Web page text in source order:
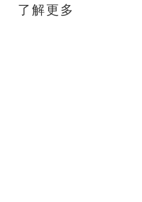
了解更多